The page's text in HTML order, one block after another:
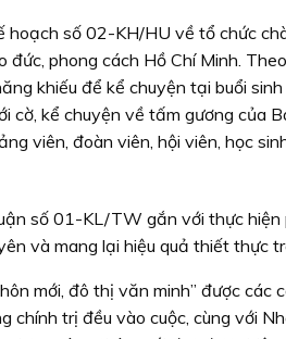
số 02-KH/HU về tổ chức
phong cách Hồ Chí Minh.
khiếu để kể chuyện tại buổi
kể chuyện về tấm gương của
viên, đoàn viên, hội viên, học
số 01-KL/TW gắn với thực
và mang lại hiệu quả thiết thực
mới, đô thị văn minh” được các
chính trị đều vào cuộc, cùng với